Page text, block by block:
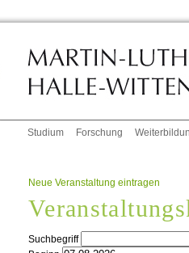
Studium Forschung
Neue Veranstaltung eintragen
Suchbegriff